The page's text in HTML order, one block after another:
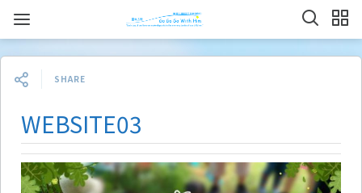
SHARE
WEBSITE03